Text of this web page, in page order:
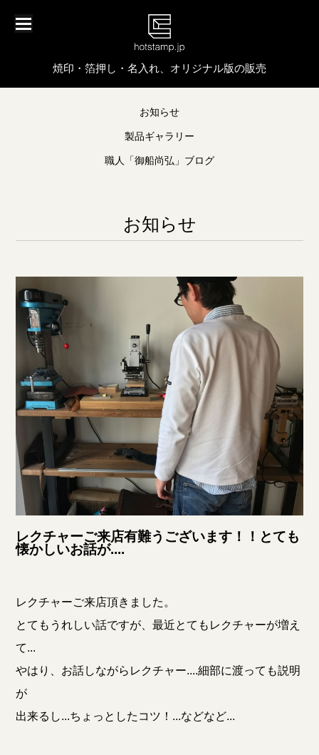
焼印・箔押し・名入れ、オリジナル版の販売
お知らせ
製品ギャラリー
職人「御船尚弘」ブログ
お知らせ
レクチャーご来店有難うございます！！とても
懐かしいお話が....
レクチャーご来店頂きました。
とてもうれしい話ですが、最近とてもレクチャーが増え
て...
やはり、お話しながらレクチャー....細部に渡っても説明
が
出来るし...ちょっとしたコツ！...などなど...